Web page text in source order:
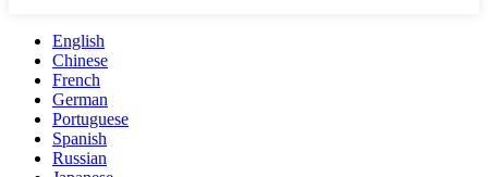
English
Chinese
French
German
Portuguese
Spanish
Russian